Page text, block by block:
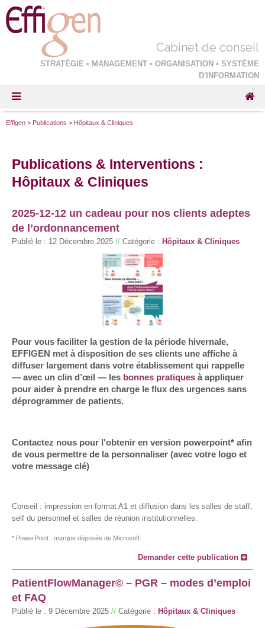
Cabinet de conseil
STRATÉGIE • MANAGEMENT • ORGANISATION • SYSTÈME
D'INFORMATION
Effigen > Publications > Hôpitaux & Cliniques
Publications & Interventions :
Hôpitaux & Cliniques
2025-12-12 un cadeau pour nos clients adeptes
de l’ordonnancement
Publié le : 12 Décembre 2025 // Catégorie : Hôpitaux & Cliniques
Pour vous faciliter la gestion de la période hivernale,
EFFIGEN met à disposition de ses clients une affiche à
diffuser largement dans votre établissement qui rappelle
— avec un clin d’œil — les bonnes pratiques à appliquer
pour aider à prendre en charge le flux des urgences sans
déprogrammer de patients.
Contactez nous pour l'obtenir en version powerpoint* afin
de vous permettre de la personnaliser (avec votre logo et
votre message clé)
Conseil : impression en format A1 et diffusion dans les salles de staff,
self du personnel et salles de réunion institutionnelles.
* PowerPoint : marque déposée de Microsoft.
Demander cette publication
PatientFlowManager© – PGR – modes d’emploi
et FAQ
Publié le : 9 Décembre 2025 // Catégorie : Hôpitaux & Cliniques